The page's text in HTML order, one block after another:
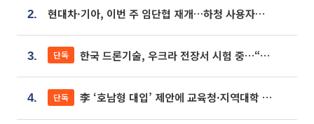
2. 현대차·기아, 이번 주 임단협 재개…하청 사용자성 재심도 ‘변수’
3. 단독 한국 드론기술, 우크라 전장서 시험 중…“스타트업 여러 곳 참여”
4. 단독 李 ‘호남형 대입’ 제안에 교육청·지역대학 서·논술형 입시 연계 '착수'